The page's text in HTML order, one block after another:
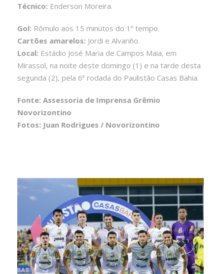
Técnico: Enderson Moreira.
Gol: Rômulo aos 15 minutos do 1º tempo.
Cartões amarelos: Jordi e Alvariño.
Local: Estádio José Maria de Campos Maia, em
Mirassol, na noite deste domingo (1) e na tarde desta
segunda (2), pela 6ª rodada do Paulistão Casas Bahia.
Fonte: Assessoria de Imprensa Grêmio
Novorizontino
Fotos: Juan Rodrigues / Novorizontino